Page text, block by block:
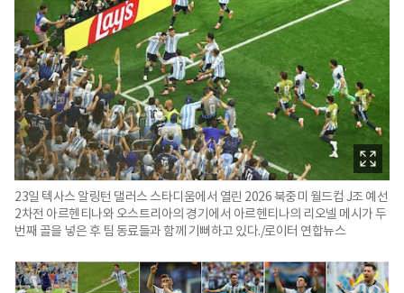
23일 텍사스 알링턴 댈러스 스타디움에서 열린 2026 북중미 월드컵 J조 예선
2차전 아르헨티나와 오스트리아의 경기에서 아르헨티나의 리오넬 메시가 두
번째 골을 넣은 후 팀 동료들과 함께 기뻐하고 있다./로이터 연합뉴스